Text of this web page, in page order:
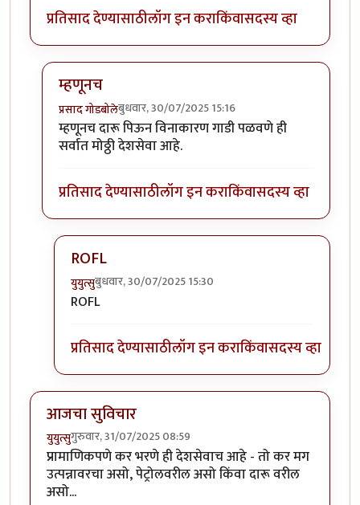
प्रतिसाद देण्यासाठीलॉग इन कराकिंवासदस्य व्हा
म्हणूनच
प्रसाद गोडबोलेबुधवार, 30/07/2025 15:16
In reply toउगाच बेवड्यांचा उदो उदोbyसुबोध खरे
म्हणूनच दारू पिऊन विनाकारण गाडी पळवणे ही
सर्वात मोठ्ठी देशसेवा आहे.
प्रतिसाद देण्यासाठीलॉग इन कराकिंवासदस्य व्हा
ROFL
युयुत्सुबुधवार, 30/07/2025 15:30
In reply to
ROFL
प्रतिसाद देण्यासाठीलॉग इन कराकिंवासदस्य व्हा
आजचा सुविचार
युयुत्सुगुरुवार, 31/07/2025 08:59
प्रामाणिकपणे कर भरणे ही देशसेवाच आहे - तो कर मग
उत्पन्नावरचा असो, पेट्रोलवरील असो किंवा दारू वरील
असो...